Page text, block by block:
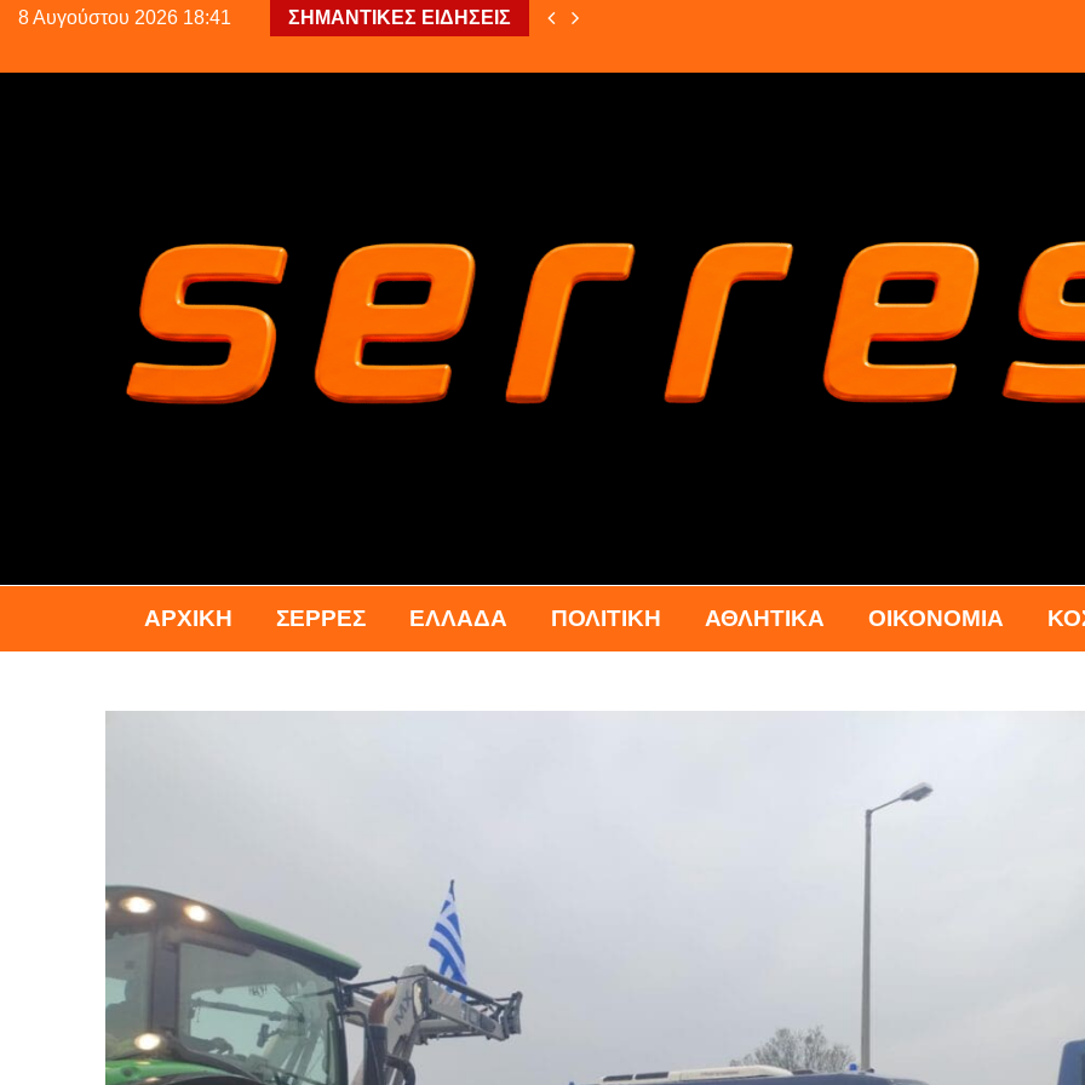
8 Αυγούστου 2026 18:41 ΣΗΜΑΝΤΙΚΕΣ ΕΙΔΗΣΕΙΣ
ΑΡΧΙΚΉ ΣΕΡΡΕΣ ΕΛΛΑΔΑ ΠΟΛΙΤΙΚΗ ΑΘΛΗΤΙΚΑ ΟΙΚΟΝΟΜΙΑ